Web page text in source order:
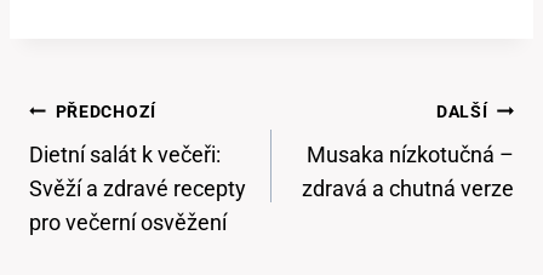
Navigace
Pro
Příspěvek
PŘEDCHOZÍ
Dietní salát k večeři:
Svěží a zdravé recepty
pro večerní osvěžení
DALŠÍ
Musaka nízkotučná –
zdravá a chutná verze